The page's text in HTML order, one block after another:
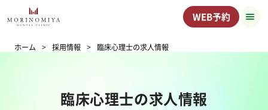
WEB予約
ホーム 採用情報 臨床心理士の求人情報
臨床心理士の求人情報